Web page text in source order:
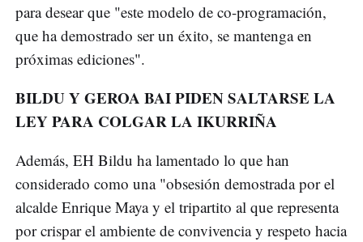
para desear que "este modelo de co-programación,
que ha demostrado ser un éxito, se mantenga en
próximas ediciones".
BILDU Y GEROA BAI PIDEN SALTARSE LA
LEY PARA COLGAR LA IKURRIÑA
Además, EH Bildu ha lamentado lo que han
considerado como una "obsesión demostrada por el
alcalde Enrique Maya y el tripartito al que representa
por crispar el ambiente de convivencia y respeto hacia